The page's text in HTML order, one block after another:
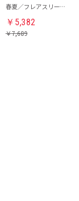
春夏／フレアスリーブブラウス
￥ 5,382
￥7,689